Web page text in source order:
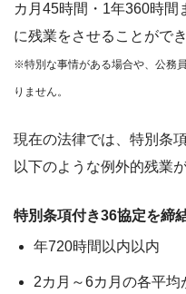
カ月45時間・1年360時間
に残業をさせることがで
※特別な事情がある場合や、公務
りません。
現在の法律では、特別条
以下のような例外的残業
特別条項付き36協定を締
年720時間以内以内
2カ月～6カ月の各平均